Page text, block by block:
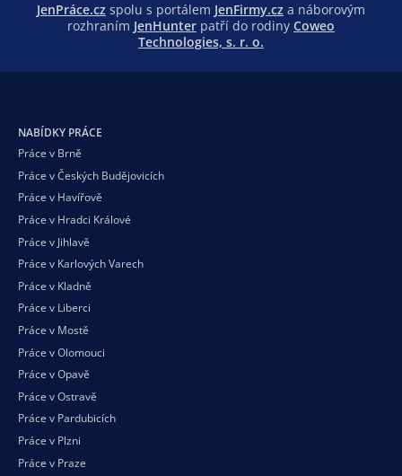
JenPráce.cz spolu s portálem JenFirmy.cz a náborovým
rozhraním JenHunter patří do rodiny Coweo
Technologies, s. r. o.
NABÍDKY PRÁCE
Práce v Brně
Práce v Českých Budějovicích
Práce v Havířově
Práce v Hradci Králové
Práce v Jihlavě
Práce v Karlových Varech
Práce v Kladně
Práce v Liberci
Práce v Mostě
Práce v Olomouci
Práce v Opavě
Práce v Ostravě
Práce v Pardubicích
Práce v Plzni
Práce v Praze